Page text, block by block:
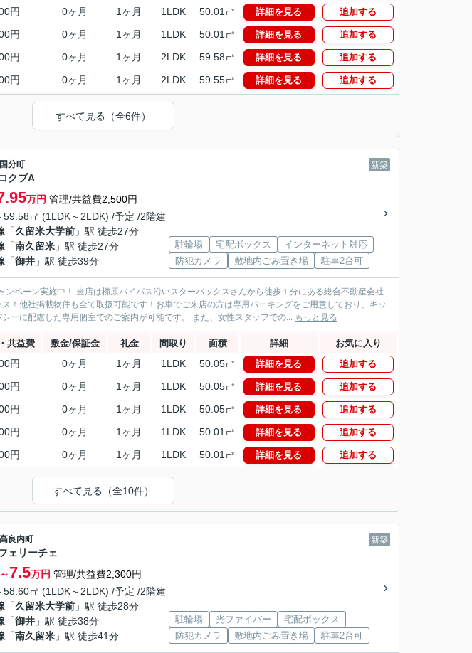
円 0ヶ月 1ヶ月 1LDK 50.01㎡ 詳細を見る 追加する
円 0ヶ月 1ヶ月 1LDK 50.01㎡ 詳細を見る 追加する
円 0ヶ月 1ヶ月 2LDK 59.58㎡ 詳細を見る 追加する
円 0ヶ月 1ヶ月 2LDK 59.55㎡ 詳細を見る 追加する
すべて見る（全6件）
新築
国分町
クブA
万円 管理/共益費2,500円
59.58㎡ (1LDK～2LDK) /予定 /2階建
「久留米大学前 」駅 徒歩27分
「南久留米 」駅 徒歩27分
「御井 」駅 徒歩39分
駐輪場 宅配ボックス
インターネット対応
防犯カメラ
敷地内ごみ置き場 駐車2台可
ペーン実施中！ 当店は櫛原バイパス沿いスターバックスさんから徒歩１分にある総合不動産会社
！他社掲載物件も全て取扱可能です！お車でご来店の方は専用パーキングをご用意しており、キッ
ーに配慮した専用個室でのご案内が可能です。 また、女性スタッフでの... もっと見る
共益費 敷金/保証金 礼金 間取り 面積 詳細 お気に入り
円 0ヶ月 1ヶ月 1LDK 50.05㎡ 詳細を見る 追加する
円 0ヶ月 1ヶ月 1LDK 50.05㎡ 詳細を見る 追加する
円 0ヶ月 1ヶ月 1LDK 50.05㎡ 詳細を見る 追加する
円 0ヶ月 1ヶ月 1LDK 50.01㎡ 詳細を見る 追加する
円 0ヶ月 1ヶ月 1LDK 50.01㎡ 詳細を見る 追加する
すべて見る（全10件）
新築
高良内町
ェリーチェ
7.5万円 管理/共益費2,300円
58.60㎡ (1LDK～2LDK) /予定 /2階建
「久留米大学前 」駅 徒歩28分
「御井 」駅 徒歩38分
「南久留米 」駅 徒歩41分
駐輪場 光ファイバー
宅配ボックス
防犯カメラ
敷地内ごみ置き場 駐車2台可